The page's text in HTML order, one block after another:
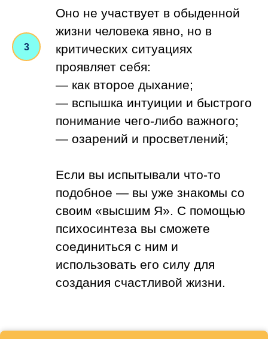
Оно не участвует в обыденной
жизни человека явно, но в
критических ситуациях
проявляет себя:
— как второе дыхание;
— вспышка интуиции и быстрого
понимание чего-либо важного;
— озарений и просветлений;
Если вы испытывали что-то
подобное — вы уже знакомы со
своим «высшим Я». С помощью
психосинтеза вы сможете
соединиться с ним и
использовать его силу для
создания счастливой жизни.